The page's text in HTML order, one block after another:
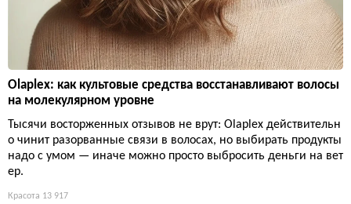
Olaplex: как культовые средства восстанавливают волосы
на молекулярном уровне
Тысячи восторженных отзывов не врут: Olaplex действительн
о чинит разорванные связи в волосах, но выбирать продукты
надо с умом — иначе можно просто выбросить деньги на вет
ер.
Красота 13 917